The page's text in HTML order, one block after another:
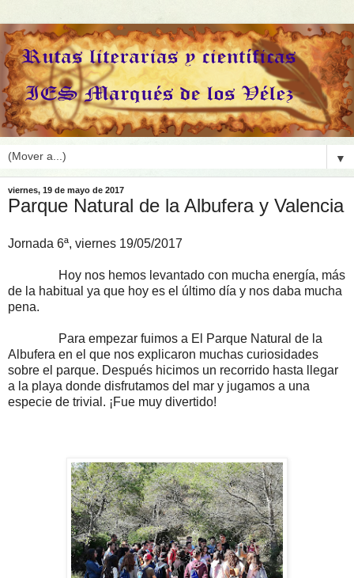
▼
viernes, 19 de mayo de 2017
Parque Natural de la Albufera y Valencia
Jornada 6ª, viernes 19/05/2017
Hoy nos hemos levantado con mucha energía, más
de la habitual ya que hoy es el último día y nos daba mucha
pena.
Para empezar fuimos a El Parque Natural de la
Albufera en el que nos explicaron muchas curiosidades
sobre el parque. Después hicimos un recorrido hasta llegar
a la playa donde disfrutamos del mar y jugamos a una
especie de trivial. ¡Fue muy divertido!